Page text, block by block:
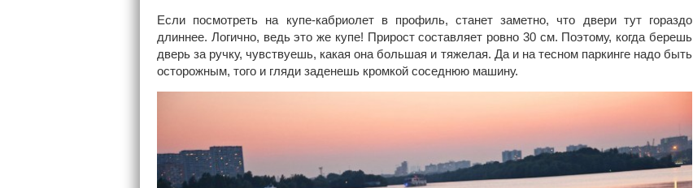
Если посмотреть на купе-кабриолет в профиль, станет заметно, что двери тут гораздо
длиннее. Логично, ведь это же купе! Прирост составляет ровно 30 см. Поэтому, когда берешь
дверь за ручку, чувствуешь, какая она большая и тяжелая. Да и на тесном паркинге надо быть
осторожным, того и гляди заденешь кромкой соседнюю машину.